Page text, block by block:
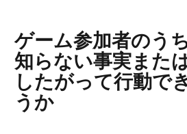
ゲーム参加者のう
知らない事実また
したがって行動で
うか